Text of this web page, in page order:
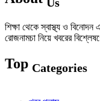
শিক্ষা থেকে স্বাস্থ্য ও বিনোদন
রোজনামচা নিয়ে খবরের
Top Categories